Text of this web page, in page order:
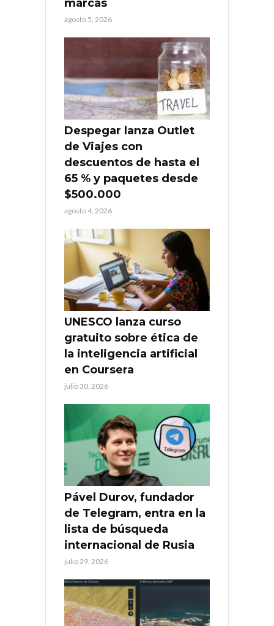
marcas
agosto 5, 2026
Despegar lanza Outlet
de Viajes con
descuentos de hasta el
65 % y paquetes desde
$500.000
agosto 4, 2026
UNESCO lanza curso
gratuito sobre ética de
la inteligencia artificial
en Coursera
julio 30, 2026
Pável Durov, fundador
de Telegram, entra en la
lista de búsqueda
internacional de Rusia
julio 29, 2026